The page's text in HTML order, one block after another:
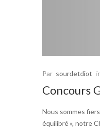
Par sourdetdiot
Concours
Nous sommes
équilibré », notre